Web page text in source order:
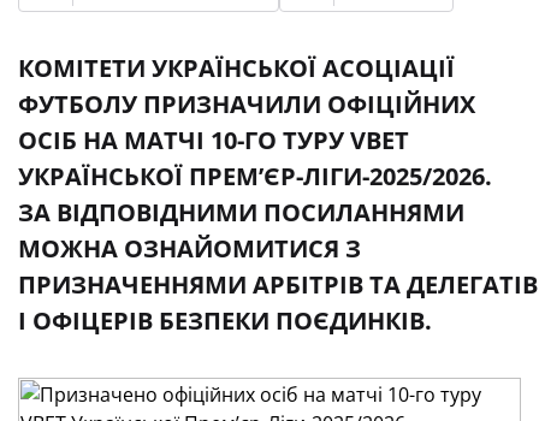
КОМІТЕТИ УКРАЇНСЬКОЇ АСОЦІАЦІЇ
ФУТБОЛУ ПРИЗНАЧИЛИ ОФІЦІЙНИХ
ОСІБ НА МАТЧІ 10-ГО ТУРУ VBET
УКРАЇНСЬКОЇ ПРЕМʼЄР-ЛІГИ-2025/2026.
ЗА ВІДПОВІДНИМИ ПОСИЛАННЯМИ
МОЖНА ОЗНАЙОМИТИСЯ З
ПРИЗНАЧЕННЯМИ АРБІТРІВ ТА ДЕЛЕГАТІВ
І ОФІЦЕРІВ БЕЗПЕКИ ПОЄДИНКІВ.